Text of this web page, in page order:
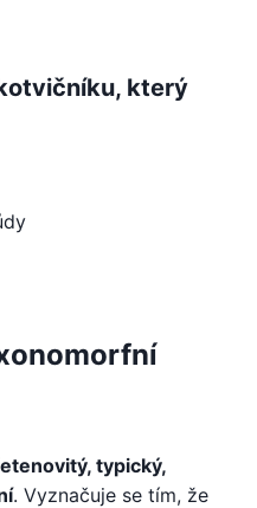
který
typický,
. Vyznačuje se tím, že